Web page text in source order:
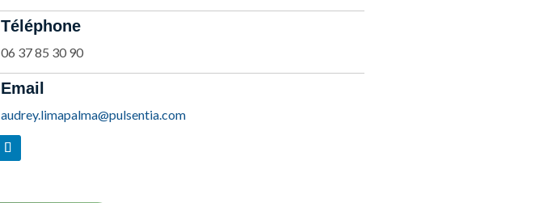
Téléphone
06 37 85 30 90
Email
audrey.limapalma@pulsentia.com